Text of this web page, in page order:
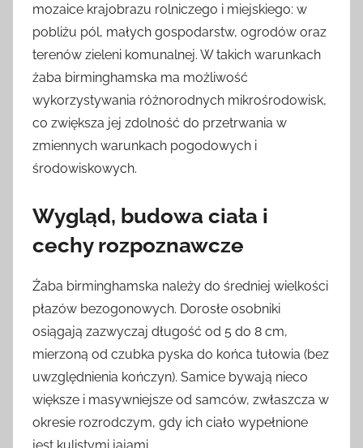
mozaice krajobrazu rolniczego i miejskiego: w
pobliżu pól, małych gospodarstw, ogrodów oraz
terenów zieleni komunalnej. W takich warunkach
żaba birminghamska ma możliwość
wykorzystywania różnorodnych mikrośrodowisk,
co zwiększa jej zdolność do przetrwania w
zmiennych warunkach pogodowych i
środowiskowych.
Wygląd, budowa ciała i
cechy rozpoznawcze
Żaba birminghamska należy do średniej wielkości
płazów bezogonowych. Dorosłe osobniki
osiągają zazwyczaj długość od 5 do 8 cm,
mierzoną od czubka pyska do końca tułowia (bez
uwzględnienia kończyn). Samice bywają nieco
większe i masywniejsze od samców, zwłaszcza w
okresie rozrodczym, gdy ich ciało wypełnione